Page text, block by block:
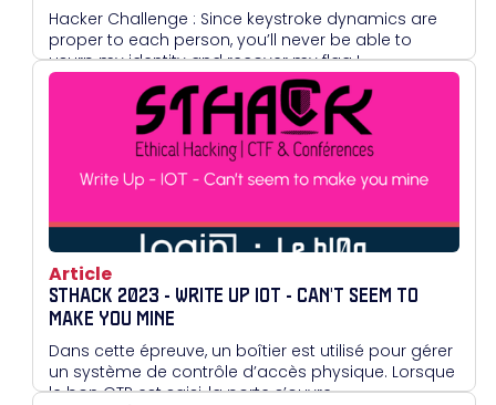
Hacker Challenge : Since keystroke dynamics are
proper to each person, you’ll never be able to
usurp my identity and recover my flag !
Article
STHACK 2023 - WRITE UP IOT - CAN'T SEEM TO
MAKE YOU MINE
Dans cette épreuve, un boîtier est utilisé pour gérer
un système de contrôle d’accès physique. Lorsque
le bon OTP est saisi, la porte s’ouvre.